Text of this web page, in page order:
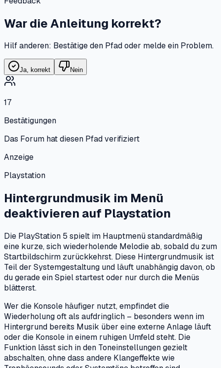
War die Anleitung korrekt?
Hilf anderen: Bestätige den Pfad oder melde ein Problem.
Ja, korrekt Nein
17
Bestätigungen
Das Forum hat diesen Pfad verifiziert
Anzeige
Playstation
Hintergrundmusik im Menü
deaktivieren auf Playstation
Die PlayStation 5 spielt im Hauptmenü standardmäßig
eine kurze, sich wiederholende Melodie ab, sobald du zum
Startbildschirm zurückkehrst. Diese Hintergrundmusik ist
Teil der Systemgestaltung und läuft unabhängig davon, ob
du gerade ein Spiel startest oder nur durch die Menüs
blätterst.
Wer die Konsole häufiger nutzt, empfindet die
Wiederholung oft als aufdringlich – besonders wenn im
Hintergrund bereits Musik über eine externe Anlage läuft
oder die Konsole in einem ruhigen Umfeld steht. Die
Funktion lässt sich in den Toneinstellungen gezielt
abschalten, ohne dass andere Klangeffekte wie